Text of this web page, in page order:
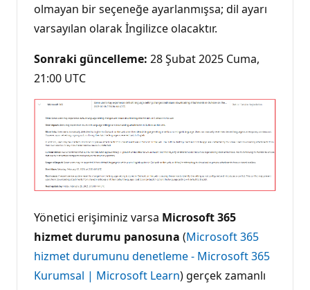
olmayan bir seçeneğe ayarlanmışsa; dil ayarı
varsayılan olarak İngilizce olacaktır.
Sonraki güncelleme: 28 Şubat 2025 Cuma,
21:00 UTC
Yönetici erişiminiz varsa Microsoft 365
hizmet durumu panosuna (Microsoft 365
hizmet durumunu denetleme - Microsoft 365
Kurumsal | Microsoft Learn) gerçek zamanlı